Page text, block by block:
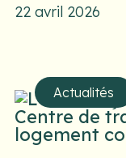
22 avril 2026
Actualités